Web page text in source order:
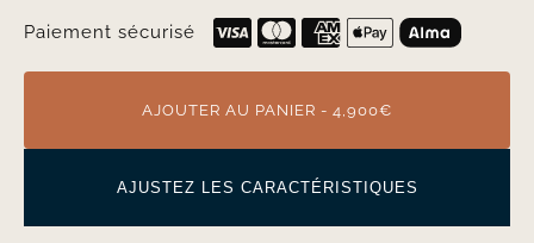
Paiement sécurisé
AJOUTER AU PANIER - 4,900€
AJUSTEZ LES CARACTÉRISTIQUES